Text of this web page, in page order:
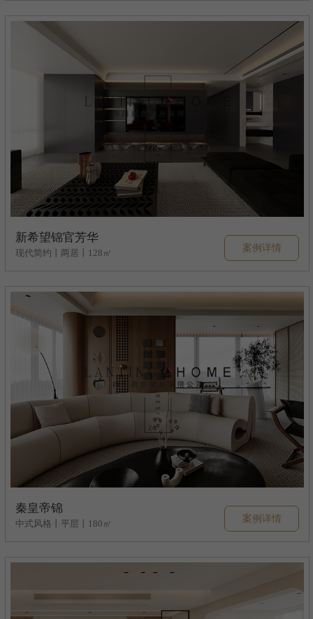
新希望锦官芳华
现代简约丨两居丨128㎡ 案例详情
秦皇帝锦
中式风格丨平层丨180㎡ 案例详情